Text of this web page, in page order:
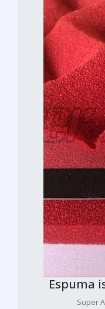
Espuma
Super